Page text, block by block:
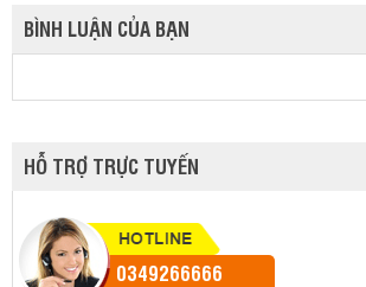
BÌNH LUẬN CỦA BẠN
HỖ TRỢ TRỰC TUYẾN
0349266666